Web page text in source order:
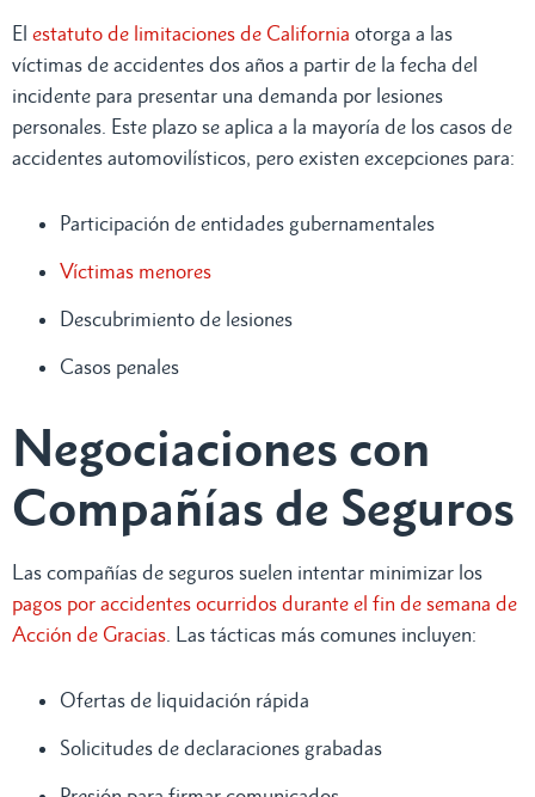
El estatuto de limitaciones de California otorga a las
víctimas de accidentes dos años a partir de la fecha del
incidente para presentar una demanda por lesiones
personales. Este plazo se aplica a la mayoría de los casos de
accidentes automovilísticos, pero existen excepciones para:
Participación de entidades gubernamentales
Víctimas menores
Descubrimiento de lesiones
Casos penales
Negociaciones con
Compañías de Seguros
Las compañías de seguros suelen intentar minimizar los
pagos por accidentes ocurridos durante el fin de semana de
Acción de Gracias . Las tácticas más comunes incluyen:
Ofertas de liquidación rápida
Solicitudes de declaraciones grabadas